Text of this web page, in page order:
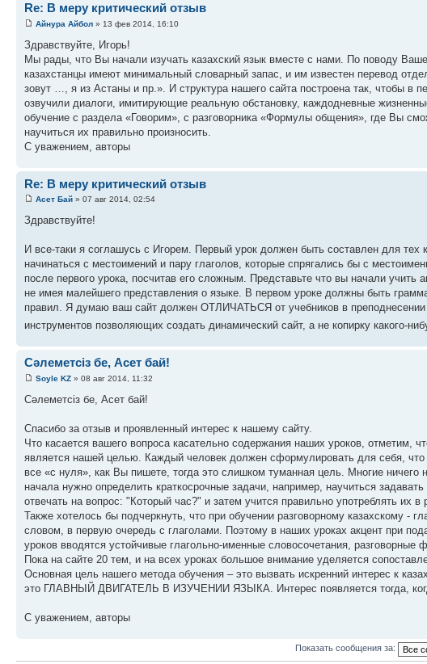
Re: В меру критический отзыв
Айнура Айбол » 13 фев 2014, 16:10
Здравствуйте, Игорь!
Мы рады, что Вы начали изучать казахский язык вместе с нами. По поводу
казахстанцы имеют минимальный словарный запас, и им известен перевод
зовут …, я из Астаны и пр.». И структура нашего сайта построена так, чтобы в
озвучили диалоги, имитирующие реальную обстановку, каждодневные
обучение с раздела «Говорим», с разговорника «Формулы общения», где Вы
научиться их правильно произносить.
С уважением, авторы
Re: В меру критический отзыв
Асет Бай » 07 авг 2014, 02:54
Здравствуйте!
И все-таки я соглашусь с Игорем. Первый урок должен быть составлен для
начинаться с местоимений и пару глаголов, которые спрягались бы с
после первого урока, посчитав его сложным. Представьте что вы начали учить
не имея малейшего представления о языке. В первом уроке должны быть
правил. Я думаю ваш сайт должен ОТЛИЧАТЬСЯ от учебников в преподнесении
инструментов позволяющих создать динамический сайт, а не копирку какого-
Сәлеметсіз бе, Асет бай!
Soyle KZ » 08 авг 2014, 11:32
Сәлеметсіз бе, Асет бай!
Спасибо за отзыв и проявленный интерес к нашему сайту.
Что касается вашего вопроса касательно содержания наших уроков, отметим,
является нашей целью. Каждый человек должен сформулировать для себя,
все «с нуля», как Вы пишете, тогда это слишком туманная цель. Многие
начала нужно определить краткосрочные задачи, например, научиться
отвечать на вопрос: "Который час?" и затем учится правильно употреблять их в
Также хотелось бы подчеркнуть, что при обучении разговорному казахскому -
словом, в первую очередь с глаголами. Поэтому в наших уроках акцент при
уроков вводятся устойчивые глагольно-именные словосочетания, разговорные
Пока на сайте 20 тем, и на всех уроках большое внимание уделяется
Основная цель нашего метода обучения – это вызвать искренний интерес к
это ГЛАВНЫЙ ДВИГАТЕЛЬ В ИЗУЧЕНИИ ЯЗЫКА. Интерес появляется тогда,
С уважением, авторы
Показать сообщения за: